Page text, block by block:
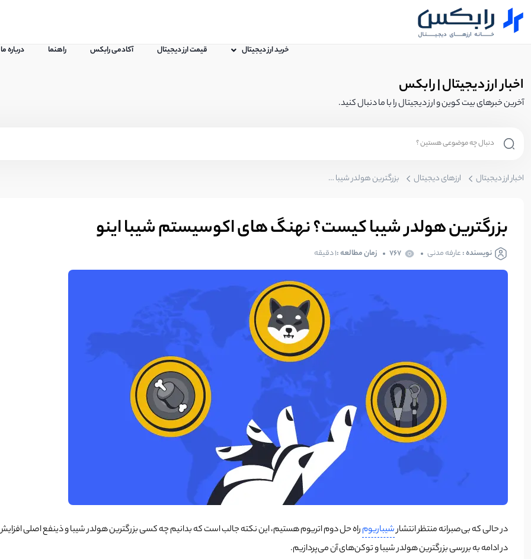
خرید ارز دیجیتال قیمت ارز دیجیتال آکادمی رابکس راهنما درباره ما
اخبار ارز دیجیتال | رابکس
آخرین خبرهای بیت کوین و ارز دیجیتال را با ما دنبال کنید.
اخبار ارز دیجیتال ارزهای دیجیتال بزرگترین هولدر شیبا کیست؟ نهنگ های اکوسیستم شیبا اینو
بزرگترین هولدر شیبا کیست؟ نهنگ های اکوسیستم شیبا اینو
نویسنده :عارفه مدنی 767 زمان مطالعه :۱ دقیقه
در حالی که بی‌صبرانه منتظر انتشارشیباریومراه حل دوم اتریوم هستیم، این نکته جالب است که بدانیم چه کسی بزرگترین
در ادامه به بررسی بزرگترین هولدر شیبا و توکن‌های آن می‌پردازیم.